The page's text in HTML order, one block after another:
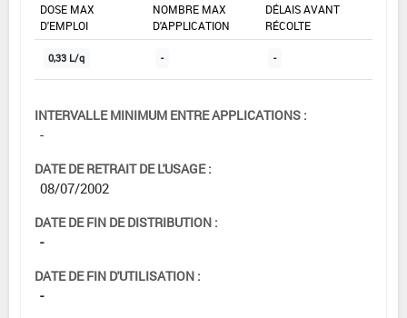
DOSE MAX
D'EMPLOI
NOMBRE MAX
D'APPLICATION
DÉLAIS AVANT
RÉCOLTE
0,33 L/q - -
INTERVALLE MINIMUM ENTRE APPLICATIONS :
-
DATE DE RETRAIT DE L'USAGE :
08/07/2002
DATE DE FIN DE DISTRIBUTION :
-
DATE DE FIN D'UTILISATION :
-